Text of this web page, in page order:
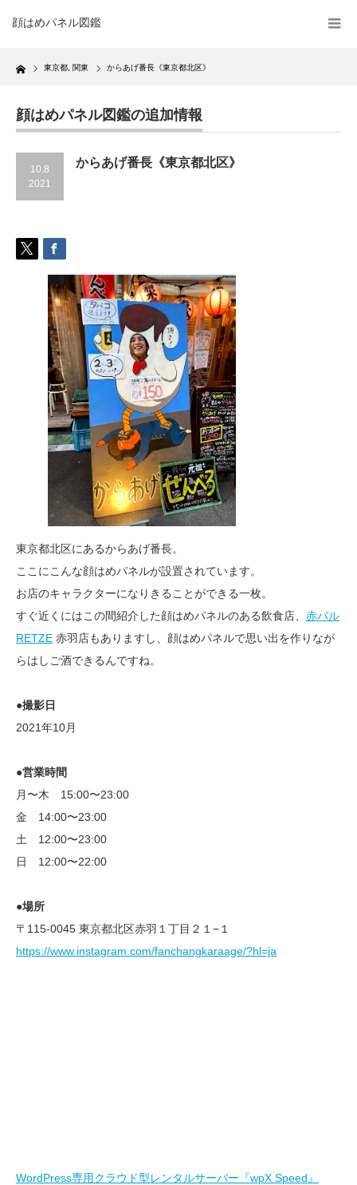
顔はめパネル図鑑
Home 東京都 関東 からあげ番長《東京都北区》
顔はめパネル図鑑の追加情報
10.8
2021
からあげ番長《東京都北区》
東京都北区にあるからあげ番長。
ここにこんな顔はめパネルが設置されています。
お店のキャラクターになりきることができる一枚。
すぐ近くにはこの間紹介した顔はめパネルのある飲食店、 赤バル
RETZE 赤羽店もありますし、顔はめパネルで思い出を作りなが
らはしご酒できるんですね。
●撮影日
2021年10月
●営業時間
月〜木 15:00〜23:00
金 14:00〜23:00
土 12:00〜23:00
日 12:00〜22:00
●場所
〒115-0045 東京都北区赤羽１丁目２１−１
https://www.instagram.com/fanchangkaraage/?hl=ja
WordPress専用クラウド型レンタルサーバー『wpX Speed』